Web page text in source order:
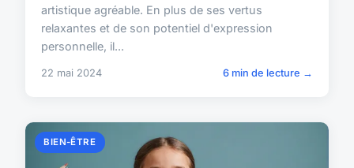
artistique agréable. En plus de ses vertus
relaxantes et de son potentiel d'expression
personnelle, il...
22 mai 2024 6 min de lecture →
BIEN-ÊTRE